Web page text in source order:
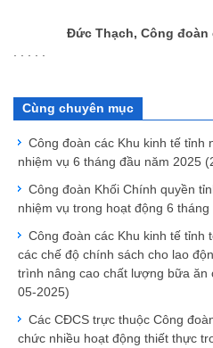
Đức Thạch, Công đoàn
Cùng chuyên mục
Công đoàn các Khu kinh tế tỉnh
nhiệm vụ 6 tháng đầu năm 2025
Công đoàn Khối Chính quyền
nhiệm vụ trong hoạt động 6
Công đoàn các Khu kinh tế tỉnh
các chế độ chính sách cho lao
trình nâng cao chất lượng bữa ăn
05-2025)
Các CĐCS trực thuộc Công
chức nhiều hoạt động thiết thực